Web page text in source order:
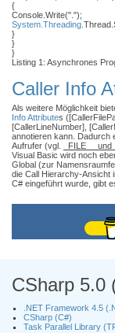
{
Console.Write(".");
System.Threading
}
}
}
Listing 1: Asynchrones
Caller Info
Als weitere Möglichkeit
Info Attributes
[CallerLineNumber],
annotieren kann. Dadurch
Aufrufer (vgl.
_FILE__ und
Visual Basic wird noch
Global (zur
die Call Hierarchy-Ansicht
C# eingeführt wurde, gibt
CSharp 5.0
.NET Framework 4.5
CSharp (C#)
Task Parallel Library